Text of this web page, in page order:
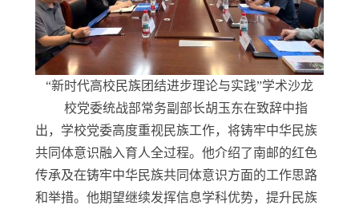
“新时代高校民族团结进步理论与实践”学术沙龙
校党委统战部常务副部长胡玉东在致辞中指
出，学校党委高度重视民族工作，将铸牢中华民族
共同体意识融入育人全过程。他介绍了南邮的红色
传承及在铸牢中华民族共同体意识方面的工作思路
和举措。他期望继续发挥信息学科优势，提升民族